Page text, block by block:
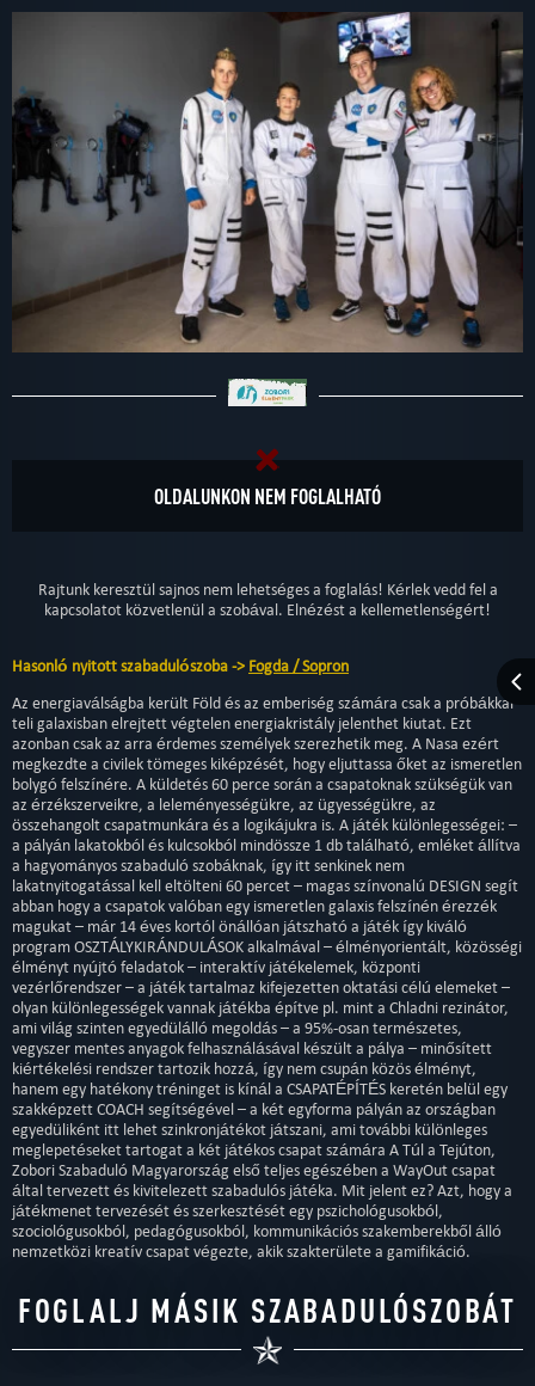
OLDALUNKON NEM FOGLALHATÓ
Rajtunk keresztül sajnos nem lehetséges a foglalás! Kérlek vedd fel a
kapcsolatot közvetlenül a szobával. Elnézést a kellemetlenségért!
Hasonló nyitott szabadulószoba -> Fogda / Sopron
Az energiaválságba került Föld és az emberiség számára csak a próbákkal
teli galaxisban elrejtett végtelen energiakristály jelenthet kiutat. Ezt
azonban csak az arra érdemes személyek szerezhetik meg. A Nasa ezért
megkezdte a civilek tömeges kiképzését, hogy eljuttassa őket az ismeretlen
bolygó felszínére. A küldetés 60 perce során a csapatoknak szükségük van
az érzékszerveikre, a leleményességükre, az ügyességükre, az
összehangolt csapatmunkára és a logikájukra is. A játék különlegességei: –
a pályán lakatokból és kulcsokból mindössze 1 db található, emléket állítva
a hagyományos szabaduló szobáknak, így itt senkinek nem
lakatnyitogatással kell eltölteni 60 percet – magas színvonalú DESIGN segít
abban hogy a csapatok valóban egy ismeretlen galaxis felszínén érezzék
magukat – már 14 éves kortól önállóan játszható a játék így kiváló
program OSZTÁLYKIRÁNDULÁSOK alkalmával – élményorientált, közösségi
élményt nyújtó feladatok – interaktív játékelemek, központi
vezérlőrendszer – a játék tartalmaz kifejezetten oktatási célú elemeket –
olyan különlegességek vannak játékba építve pl. mint a Chladni rezinátor,
ami világ szinten egyedülálló megoldás – a 95%-osan természetes,
vegyszer mentes anyagok felhasználásával készült a pálya – minősített
kiértékelési rendszer tartozik hozzá, így nem csupán közös élményt,
hanem egy hatékony tréninget is kínál a CSAPATÉPÍTÉS keretén belül egy
szakképzett COACH segítségével – a két egyforma pályán az országban
egyedüliként itt lehet szinkronjátékot játszani, ami további különleges
meglepetéseket tartogat a két játékos csapat számára A Túl a Tejúton,
Zobori Szabaduló Magyarország első teljes egészében a WayOut csapat
által tervezett és kivitelezett szabadulós játéka. Mit jelent ez? Azt, hogy a
játékmenet tervezését és szerkesztését egy pszichológusokból,
szociológusokból, pedagógusokból, kommunikációs szakemberekből álló
nemzetközi kreatív csapat végezte, akik szakterülete a gamifikáció.
FOGLALJ MÁSIK SZABADULÓSZOBÁT